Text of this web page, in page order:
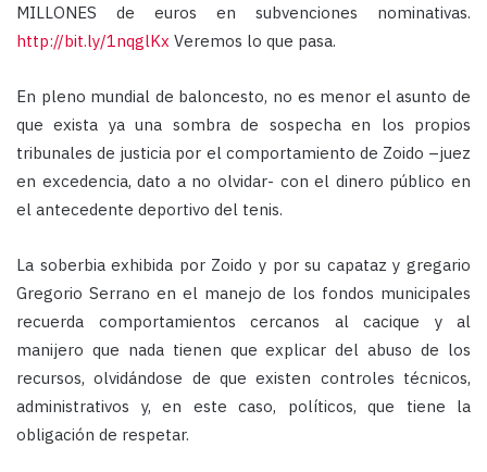
MILLONES de euros en subvenciones nominativas.
http://bit.ly/1nqglKx Veremos lo que pasa.
En pleno mundial de baloncesto, no es menor el asunto de
que exista ya una sombra de sospecha en los propios
tribunales de justicia por el comportamiento de Zoido –juez
en excedencia, dato a no olvidar- con el dinero público en
el antecedente deportivo del tenis.
La soberbia exhibida por Zoido y por su capataz y gregario
Gregorio Serrano en el manejo de los fondos municipales
recuerda comportamientos cercanos al cacique y al
manijero que nada tienen que explicar del abuso de los
recursos, olvidándose de que existen controles técnicos,
administrativos y, en este caso, políticos, que tiene la
obligación de respetar.